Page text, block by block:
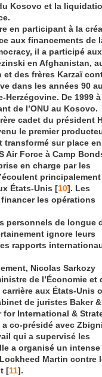
Kosovo et la
en participant à la
aux financements de
il a participé aux
en Afghanistan,
et des frères Karzaï
dans les années 90
Herzégovine. De 1999 à
de l’ONU au Kosovo.
cadet du président
le premier
transformé sur place en
Air Force à Camp
en charge par les
États-Unis [10]. Les
les opérations
personnels de longue
ignore leurs
rapports
Nicolas Sarkozy
de l’Économie et
aux États-Unis
de juristes Baker &
for International &
co-présidé avec
qui a supervisé les
a organisé un intense
Martin contre
[11].